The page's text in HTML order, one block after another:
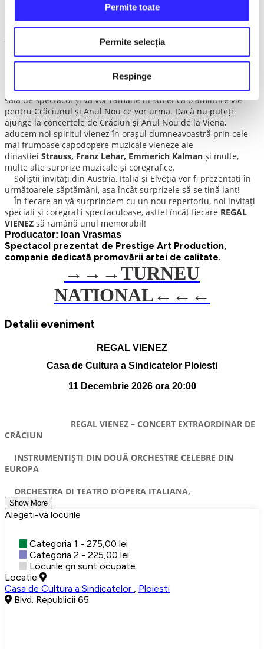
Permite toate
Permite selecția
Respinge
deja premii la concursuri muzicale naționale și internaționale.
Anul acesta va evolua alături de orchestra noastră foarte
Mădălin Antonesei.
BALUL VIENEZ ÎN ORAȘUL DUMNEAVOASTRĂ!
Atmosfera și spiritul vienez vă vor cuceri încă de la intrarea în
sala de spectacol și vă vor rămâne în suflet ca o amintire vie
pentru Crăciunul și Anul Nou ce vor urma. Dacă nu puteți
ajunge la concertele de Crăciun și Anul Nou de la Viena,
aducem noi spiritul vienez în orașul dumneavoastră prin cele
mai frumoase capodopere muzicale vieneze ale
dinastiei Strauss, Franz Lehar, Emmerich Kalman și multe,
multe alte surprize muzicale și coregrafice.
Soliștii invitați din Austria, Italia și Elveția vor fi prezentați în
următoarele săptămâni, așa încât surprizele să se țină lanț!
În fiecare an vă surprindem cu un nou repertoriu, noi invitați
speciali și coregrafii spectaculoase, astfel încât fiecare REGAL
VIENEZ să rămână unul memorabil!
Producator: Ioan Vrasmas
Spectacol prezentat de Prestige Art Production,
companie dedicată promovării artei de calitate.
→→→TURNEU
NATIONAL←←←
Detalii eveniment
REGAL VIENEZ
Casa de Cultura a Sindicatelor Ploiesti
11 Decembrie 2026 ora 20:00
REGAL VIENEZ – CONCERT EXTRAORDINAR DE
CRĂCIUN
INSTRUMENTIȘTI DIN DOUĂ ORCHESTRE CELEBRE DIN
EUROPA
ORCHESTRA DI TEATRO D’OPERA ITALIANA,
Show More
Alegeti-va locurile
Categoria 1 - 275,00 lei
Categoria 2 - 225,00 lei
Locurile gri sunt ocupate.
Locatie
Casa de Cultura a Sindicatelor , Ploiesti
Blvd. Republicii 65